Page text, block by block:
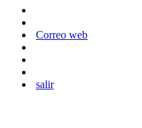
Correo web
salir